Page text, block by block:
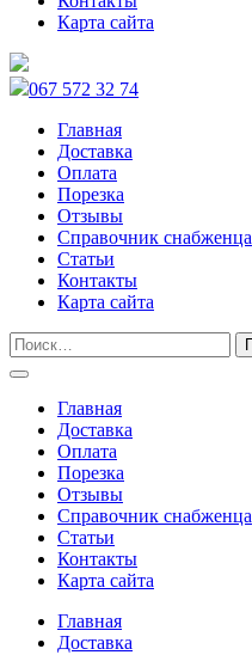
Карта сайта
067 572 32 74
Главная
Доставка
Оплата
Порезка
Отзывы
Справочник снабженца
Статьи
Контакты
Карта сайта
Главная
Доставка
Оплата
Порезка
Отзывы
Справочник снабженца
Статьи
Контакты
Карта сайта
Главная
Доставка